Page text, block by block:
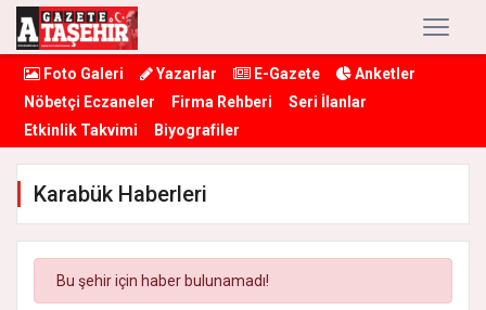
Foto Galeri Yazarlar E-Gazete
Anketler
Nöbetçi Eczaneler
Firma Rehberi
Seri İlanlar
Etkinlik Takvimi
Biyografiler
Karabük Haberleri
Bu şehir için haber bulunamadı!